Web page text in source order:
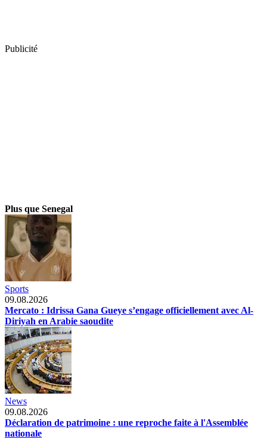
Publicité
Plus que Senegal
Sports
09.08.2026
Mercato : Idrissa Gana Gueye s’engage officiellement avec Al-
Diriyah en Arabie saoudite
News
09.08.2026
Déclaration de patrimoine : une reproche faite à l'Assemblée
nationale